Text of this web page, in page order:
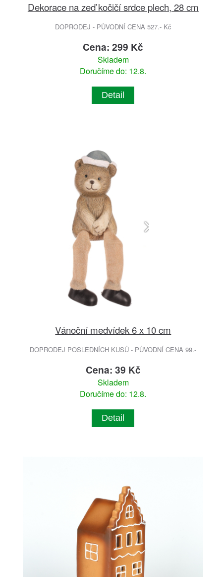
Dekorace na zeď kočičí srdce plech, 28 cm
DOPRODEJ - PŮVODNÍ CENA 527.- Kč
Cena: 299 Kč
Skladem
Doručíme do: 12.8.
Detail
Vánoční medvídek 6 x 10 cm
DOPRODEJ POSLEDNÍCH KUSŮ - PŮVODNÍ CENA 99.-
Cena: 39 Kč
Skladem
Doručíme do: 12.8.
Detail